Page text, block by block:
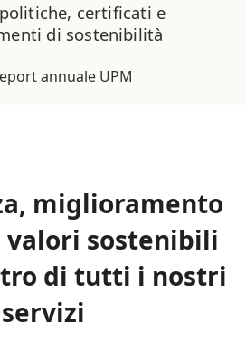
certificati e
di sostenibilità
annuale UPM
miglioramento
valori sostenibili
di tutti i nostri
servizi